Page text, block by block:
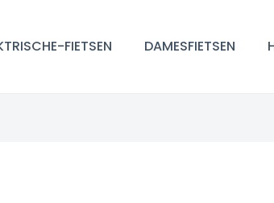
FIETSEN DAMESFIETSEN